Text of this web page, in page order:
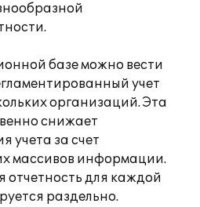
базе можно вести
учет
организаций. Эта
снижает
учета за счет
массивов информации.
отчетность для каждой
раздельно.